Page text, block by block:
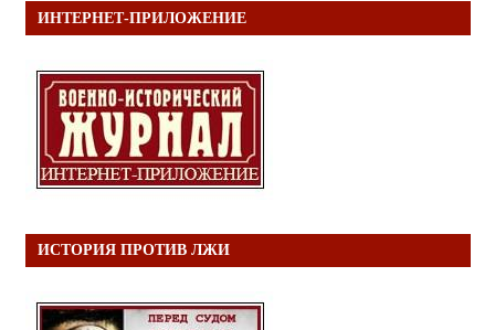
ИНТЕРНЕТ-ПРИЛОЖЕНИЕ
ИСТОРИЯ ПРОТИВ ЛЖИ